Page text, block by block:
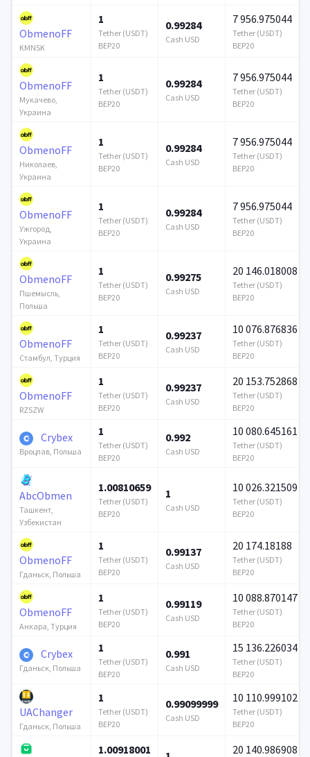
ObmenoFF
KMNSK
1
Tether (USDT)
BEP20
0.99284
Cash USD
7 956.975044
Tether (USDT)
BEP20
ObmenoFF
Мукачево,
Украина
1
Tether (USDT)
BEP20
0.99284
Cash USD
7 956.975044
Tether (USDT)
BEP20
ObmenoFF
Николаев,
Украина
1
Tether (USDT)
BEP20
0.99284
Cash USD
7 956.975044
Tether (USDT)
BEP20
ObmenoFF
Ужгород,
Украина
1
Tether (USDT)
BEP20
0.99284
Cash USD
7 956.975044
Tether (USDT)
BEP20
ObmenoFF
Пшемысль,
Польша
1
Tether (USDT)
BEP20
0.99275
Cash USD
20 146.018008
Tether (USDT)
BEP20
ObmenoFF
Стамбул, Турция
1
Tether (USDT)
BEP20
0.99237
Cash USD
10 076.876836
Tether (USDT)
BEP20
ObmenoFF
RZSZW
1
Tether (USDT)
BEP20
0.99237
Cash USD
20 153.752868
Tether (USDT)
BEP20
Crybex
Вроцлав, Польша
1
Tether (USDT)
BEP20
0.992
Cash USD
10 080.645161
Tether (USDT)
BEP20
AbcObmen
Ташкент,
Узбекистан
1.00810659
Tether (USDT)
BEP20
1
Cash USD
10 026.321509
Tether (USDT)
BEP20
ObmenoFF
Гданьск, Польша
1
Tether (USDT)
BEP20
0.99137
Cash USD
20 174.18188
Tether (USDT)
BEP20
ObmenoFF
Анкара, Турция
1
Tether (USDT)
BEP20
0.99119
Cash USD
10 088.870147
Tether (USDT)
BEP20
Crybex
Гданьск, Польша
1
Tether (USDT)
BEP20
0.991
Cash USD
15 136.226034
Tether (USDT)
BEP20
UAChanger
Гданьск, Польша
1
Tether (USDT)
BEP20
0.99099999
Cash USD
10 110.999102
Tether (USDT)
BEP20
1.00918001 20 140.986908